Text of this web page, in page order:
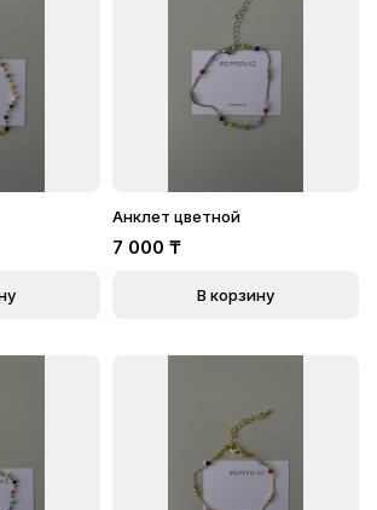
Анклет цветной
7 000 ₸
В корзину